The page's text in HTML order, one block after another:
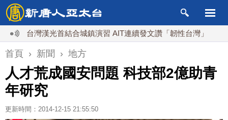
台灣漢光首結合城鎮演習 AIT連續發文讚「韌性台灣」
首頁 › 新聞 › 地方
人才荒成國安問題 科技部2億助青
年研究
更新時間：2014-12-15 21:55:50